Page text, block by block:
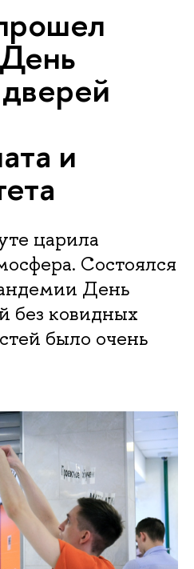
и
царила
Состоялся
День
без ковидных
было очень